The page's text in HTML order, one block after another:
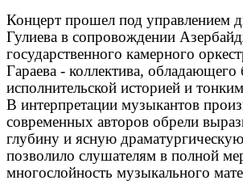
Концерт прошел под управлением
Гулиева в сопровождении
государственного камерного
Гараева - коллектива, обладающего
исполнительской историей и
В интерпретации музыкантов
современных авторов обрели
глубину и ясную
позволило слушателям в полной
многослойность музыкального